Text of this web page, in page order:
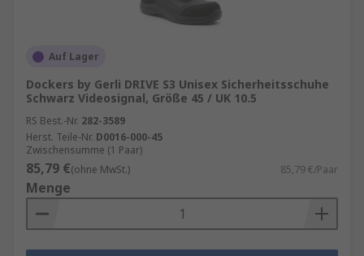
Auf Lager
Dockers by Gerli DRIVE S3 Unisex Sicherheitsschuhe
Schwarz Videosignal, Größe 45 / UK 10.5
RS Best.-Nr. 282-3589
Herst. Teile-Nr. D0016-000-45
Zwischensumme (1 Paar)
85,79 €(ohne MwSt.) 85,79 €/Paar
Menge